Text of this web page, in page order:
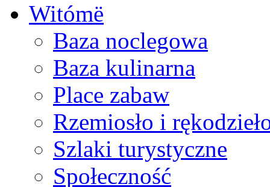
Witómë
Baza noclegowa
Baza kulinarna
Place zabaw
Rzemiosło i
Szlaki turystyczne
Społeczność